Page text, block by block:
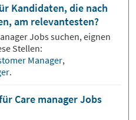
Kandidaten, die nach
am relevantesten?
Jobs suchen, eignen
Stellen:
Manager,
.
Care manager Jobs